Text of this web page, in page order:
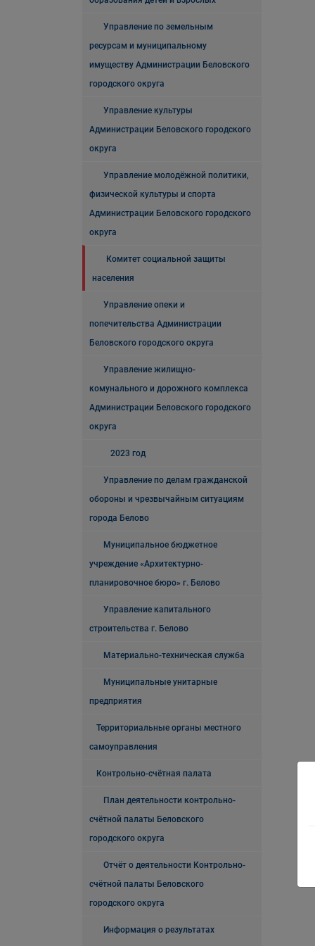
Управление по земельным
ресурсам и муниципальному
имуществу Администрации Беловского
городского округа
Управление культуры
Администрации Беловского городского
округа
Управление молодёжной политики,
физической культуры и спорта
Администрации Беловского городского
округа
Комитет социальной защиты
населения
Управление опеки и
попечительства Администрации
Беловского городского округа
Управление жилищно-
комунального и дорожного комплекса
Администрации Беловского городского
округа
2023 год
Управление по делам гражданской
обороны и чрезвычайным ситуациям
города Белово
Муниципальное бюджетное
учреждение «Архитектурно-
планировочное бюро» г. Белово
Управление капитального
строительства г. Белово
Материально-техническая служба
Муниципальные унитарные
предприятия
Территориальные органы местного
самоуправления
Контрольно-счётная палата
План деятельности контрольно-
счётной палаты Беловского
городского округа
Отчёт о деятельности Контрольно-
счётной палаты Беловского
городского округа
Информация о результатах